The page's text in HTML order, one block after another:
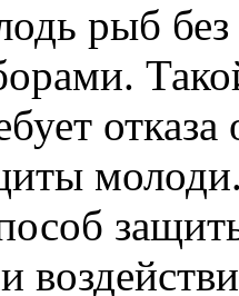
рыб без